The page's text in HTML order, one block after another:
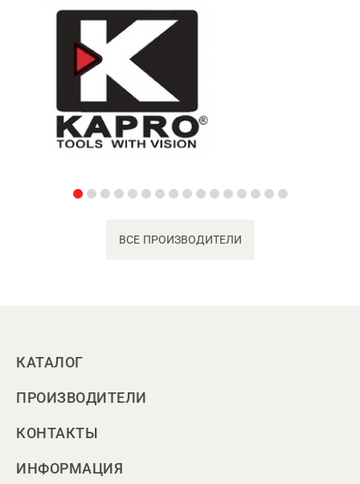
ВСЕ ПРОИЗВОДИТЕЛИ
КАТАЛОГ
ПРОИЗВОДИТЕЛИ
КОНТАКТЫ
ИНФОРМАЦИЯ